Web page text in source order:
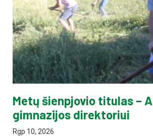
Metų šienpjovio titulas –
gimnazijos direktoriui
Rgp 10, 2026